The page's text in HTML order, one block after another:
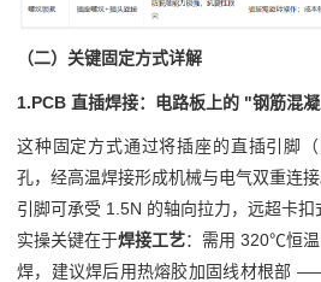
（二）关键固定方式详解
1.PCB 直插焊接：电路板上的 "钢筋混
这种固定方式通过将插座的直插引脚
孔，经高温焊接形成机械与电气双重连
引脚可承受 1.5N 的轴向拉力，远超卡扣
实操关键在于焊接工艺：需用 320℃恒
焊，建议焊后用热熔胶加固线材根部